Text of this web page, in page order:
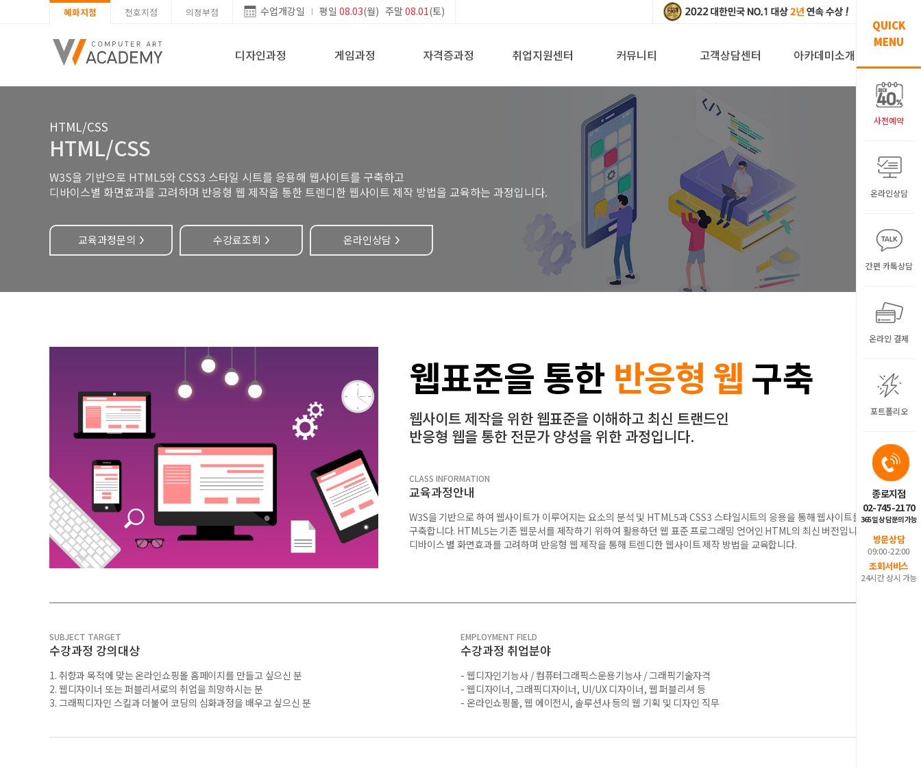
혜화지점 천호지점 의정부점 수업개강일 평일 08.03(월) 주말08.01(토)
디자인과정 게임과정 자격증과정 취업지원센터 커뮤니티 고객상담센터 아카데미소개
QUICK
MENU
사전예약
온라인상담
간편 카톡상담
온라인 결제
포트폴리오
종로지점
02-745-2170
365일 상담문의가능
방문상담
09:00-22:00
조회서비스
24시간 상시 가능
HTML/CSS
HTML/CSS
W3S을 기반으로 HTML5와 CSS3 스타일 시트를 응용해 웹사이트를 구축하고
디바이스별 화면효과를 고려하며 반응형 웹 제작을 통한 트렌디한 웹사이트 제작 방법을 교육하는 과정입니다.
교육과정문의 > 수강료조회 > 온라인상담 >
웹표준을 통한 반응형 웹 구축
웹사이트 제작을 위한 웹표준을 이해하고 최신 트랜드인
반응형 웹을 통한 전문가 양성을 위한 과정입니다.
CLASS INFORMATION
교육과정안내
W3S을 기반으로 하여 웹사이트가 이루어지는 요소의 분석 및 HTML5과 CSS3 스타일시트의 응용을 통해 웹사이트를
구축합니다. HTML5는 기존 웹문서를 제작하기 위하여 활용하던 웹 표준 프로그래밍 언어인 HTML의 최신 버전입니다.
디바이스 별 화면효과를 고려하며 반응형 웹 제작을 통해 트렌디한 웹사이트 제작 방법을 교육합니다.
SUBJECT TARGET
수강과정 강의대상
1. 취향과 목적에 맞는 온라인쇼핑몰 홈페이지를 만들고 싶으신 분
2. 웹디자이너 또는 퍼블리셔로의 취업을 희망하시는 분
3. 그래픽디자인 스킬과 더불어 코딩의 심화과정을 배우고 싶으신 분
EMPLOYMENT FIELD
수강과정 취업분야
- 웹디자인기능사 / 컴퓨터그래픽스운용기능사 / 그래픽기술자격
- 웹디자이너, 그래픽디자이너, UI/UX 디자이너, 웹 퍼블리셔 등
- 온라인쇼핑몰, 웹 에이전시, 솔루션사 등의 웹 기획 및 디자인 직무